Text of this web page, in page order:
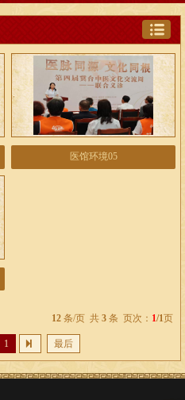
医馆环境05
12条/页 共 3条 页次： 1/1页
1 最后